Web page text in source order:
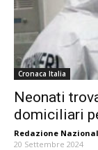
Cronaca Italia
Neonati
domiciliari
Redazione
20 Settembre 2024